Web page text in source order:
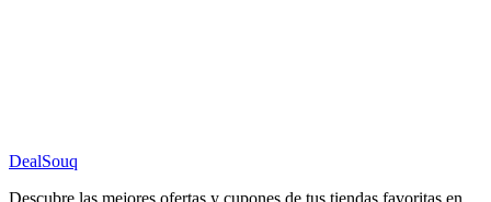
DealSouq